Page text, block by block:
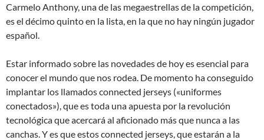
Carmelo Anthony, una de las megaestrellas de la competición,
es el décimo quinto en la lista, en la que no hay ningún jugador
español.
Estar informado sobre las novedades de hoy es esencial para
conocer el mundo que nos rodea. De momento ha conseguido
implantar los llamados connected jerseys («uniformes
conectados»), que es toda una apuesta por la revolución
tecnológica que acercará al aficionado más que nunca a las
canchas. Y es que estos connected jerseys, que estarán a la